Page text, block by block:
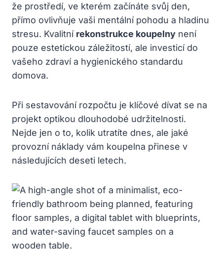
že prostředí, ve kterém začínáte svůj den,
přímo ovlivňuje vaši mentální pohodu a hladinu
stresu. Kvalitní rekonstrukce koupelny není
pouze estetickou záležitostí, ale investicí do
vašeho zdraví a hygienického standardu
domova.
Při sestavování rozpočtu je klíčové dívat se na
projekt optikou dlouhodobé udržitelnosti.
Nejde jen o to, kolik utratíte dnes, ale jaké
provozní náklady vám koupelna přinese v
následujících deseti letech.